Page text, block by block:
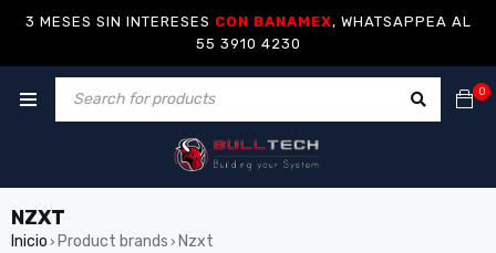
3 MESES SIN INTERESES CON BANAMEX, WHATSAPPEA AL
55 3910 4230
0
NZXT
Inicio › Product brands › Nzxt